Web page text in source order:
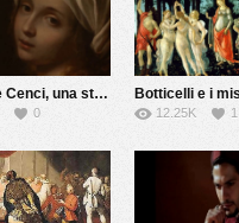
Beatrice Cenci, una storia maledetta
0 12.25K 1